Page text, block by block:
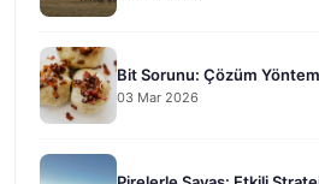
Bit Sorunu: Çözüm
03 Mar 2026